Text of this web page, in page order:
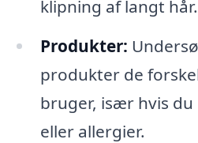
klipning af langt hår.
Produkter:
produkter de
bruger, især hvis du
eller allergier.